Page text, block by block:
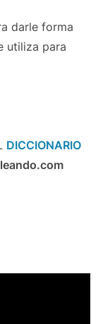
darle forma
utiliza para
DICCIONARIO